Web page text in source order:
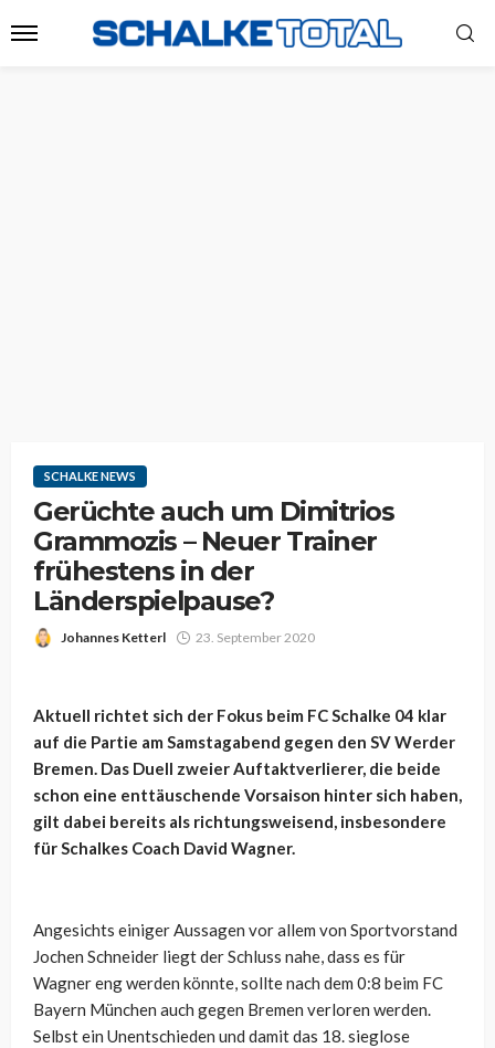
SCHALKE NEWS
Gerüchte auch um Dimitrios
Grammozis – Neuer Trainer
frühestens in der
Länderspielpause?
Johannes Ketterl 23. September 2020
Aktuell richtet sich der Fokus beim FC Schalke 04 klar
auf die Partie am Samstagabend gegen den SV Werder
Bremen. Das Duell zweier Auftaktverlierer, die beide
schon eine enttäuschende Vorsaison hinter sich haben,
gilt dabei bereits als richtungsweisend, insbesondere
für Schalkes Coach David Wagner.
Angesichts einiger Aussagen vor allem von Sportvorstand
Jochen Schneider liegt der Schluss nahe, dass es für
Wagner eng werden könnte, sollte nach dem 0:8 beim FC
Bayern München auch gegen Bremen verloren werden.
Selbst ein Unentschieden und damit das 18. sieglose